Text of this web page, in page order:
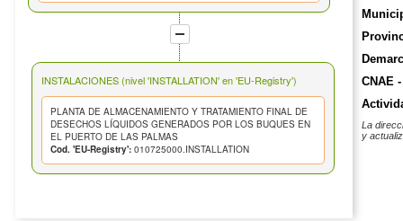
INSTALACIONES (nivel 'INSTALLATION' en 'EU-Registry')
PLANTA DE ALMACENAMIENTO Y TRATAMIENTO FINAL DE
DESECHOS LÍQUIDOS GENERADOS POR LOS BUQUES EN
EL PUERTO DE LAS PALMAS
Cod. 'EU-Registry': 010725000.INSTALLATION
CNAE
La
y